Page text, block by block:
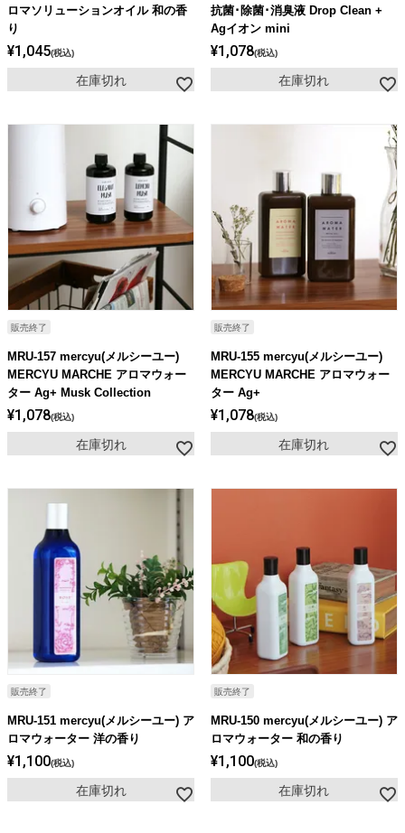
ロマソリューションオイル 和の香
り
¥1,045 税込
在庫切れ
抗菌･除菌･消臭液 Drop Clean +
Agイオン mini
¥1,078 税込
在庫切れ
販売終了
MRU-157 mercyu(メルシーユー)
MERCYU MARCHE アロマウォー
ター Ag+ Musk Collection
¥1,078 税込
在庫切れ
販売終了
MRU-155 mercyu(メルシーユー)
MERCYU MARCHE アロマウォー
ター Ag+
¥1,078 税込
在庫切れ
販売終了
MRU-151 mercyu(メルシーユー) ア
ロマウォーター 洋の香り
¥1,100 税込
在庫切れ
販売終了
MRU-150 mercyu(メルシーユー) ア
ロマウォーター 和の香り
¥1,100 税込
在庫切れ